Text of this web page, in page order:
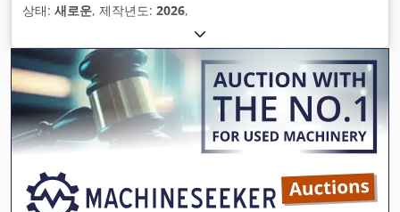
상태: 새로운, 제작년도: 2026,